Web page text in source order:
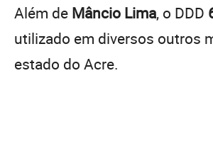
Além de Mâncio Lima, o DDD
utilizado em diversos outros
estado do Acre.